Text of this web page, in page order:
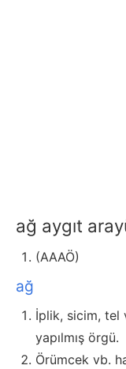
ağ aygıt
(AAAÖ)
ağ
İplik, sicim, tel
yapılmış örgü.
Örümcek vb.